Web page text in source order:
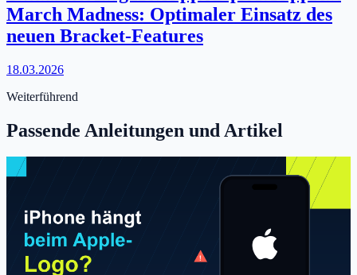
March Madness: Optimaler Einsatz des
neuen Bracket-Features
18.03.2026
Weiterführend
Passende Anleitungen und Artikel